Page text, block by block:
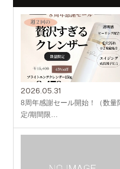
2026.05.31
8周年感謝セール開始！（数量
定/期間限…